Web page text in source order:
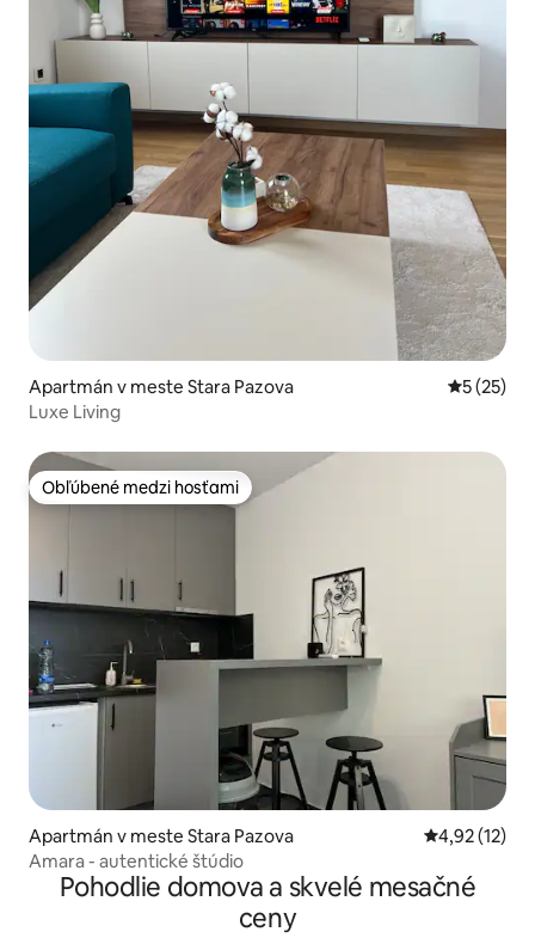
Apartmán v meste Stara Pazova
5 (25)
Luxe Living
Obľúbené medzi hosťami
Obľúbené medzi hosťami
Apartmán v meste Stara Pazova Priemerné
4,92 (12)
Amara - autentické štúdio
Pohodlie domova a skvelé mesačné
ceny